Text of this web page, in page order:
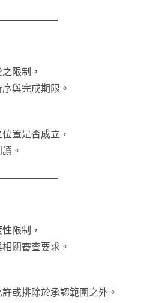
限制，
與完成期限。
置是否成立，
。
限制，
關審查要求。
或排除於承認範圍之外。